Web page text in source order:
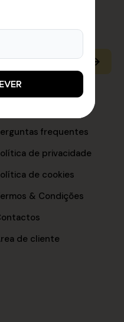
frequentes
de privacidade
de cookies
& Condições
de cliente